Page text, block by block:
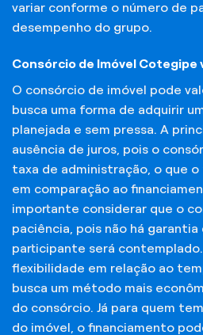
variar conforme o número de
desempenho do grupo.
Consórcio de Imóvel Cotegipe
O consórcio de imóvel pode
busca uma forma de adquirir
planejada e sem pressa. A
ausência de juros, pois o
taxa de administração, o que
em comparação ao
importante considerar que o
paciência, pois não há garantia
participante será
flexibilidade em relação ao
busca um método mais
do consórcio. Já para quem
do imóvel, o financiamento